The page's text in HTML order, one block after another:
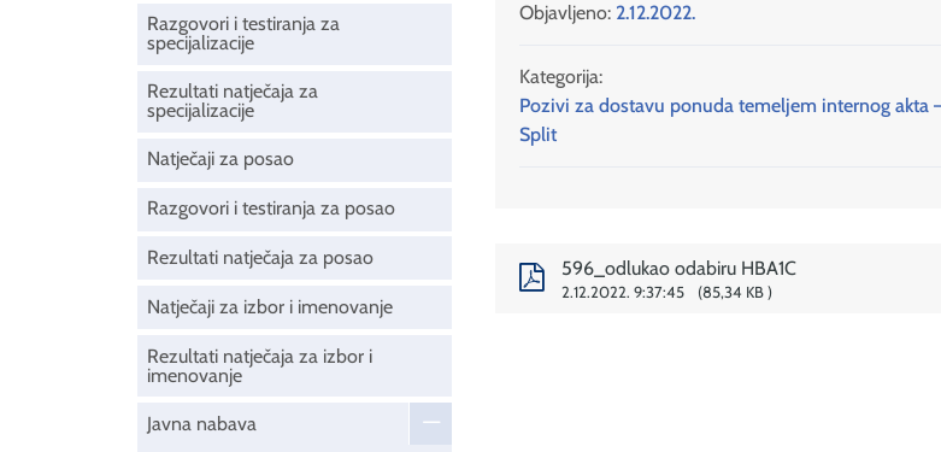
Razgovori i testiranja za
specijalizacije
Rezultati natječaja za
specijalizacije
Natječaji za posao
Razgovori i testiranja za posao
Rezultati natječaja za posao
Natječaji za izbor i imenovanje
Rezultati natječaja za izbor i
imenovanje
Javna nabava
Objavljeno: 2.12.2022.
Kategorija:
Pozivi za dostavu ponuda temeljem internog akta
Split
596_odlukao odabiru HBA1C
2.12.2022. 9:37:45 85,34 KB